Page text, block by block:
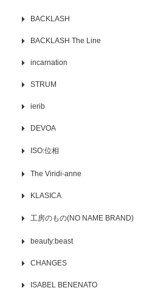
BACKLASH
BACKLASH The Line
incarnation
STRUM
ierib
DEVOA
ISO:位相
The Viridi-anne
KLASICA
工房のもの(NO NAME BRAND)
beauty:beast
CHANGES
ISABEL BENENATO